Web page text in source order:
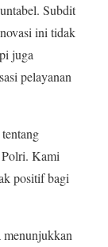
Subdit
ini tidak
juga
pelayanan
Polri. Kami
positif bagi